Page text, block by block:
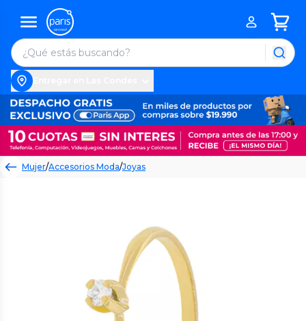
Mujer/Accesorios Moda/Joyas